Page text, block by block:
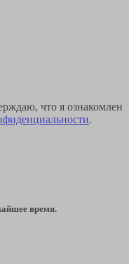
что я ознакомлен
.
время.